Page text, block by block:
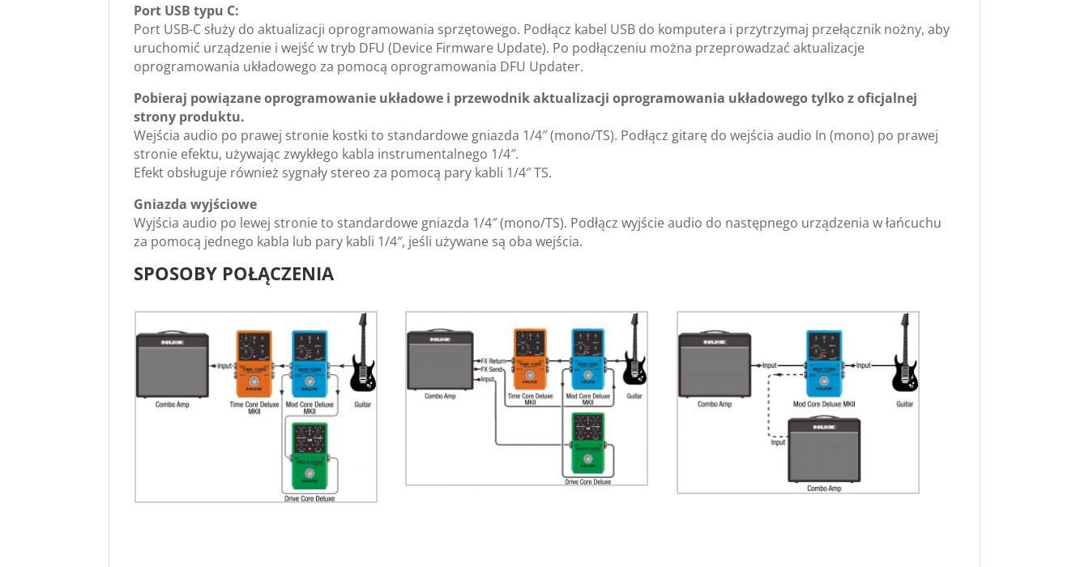
Port USB typu C:
Port USB-C służy do aktualizacji oprogramowania sprzętowego. Podłącz kabel USB do komputera i przytrzymaj przełącznik nożny, aby
uruchomić urządzenie i wejść w tryb DFU (Device Firmware Update). Po podłączeniu można przeprowadzać aktualizacje
oprogramowania układowego za pomocą oprogramowania DFU Updater.
Pobieraj powiązane oprogramowanie układowe i przewodnik aktualizacji oprogramowania układowego tylko z oficjalnej
strony produktu.
Wejścia audio po prawej stronie kostki to standardowe gniazda 1/4″ (mono/TS). Podłącz gitarę do wejścia audio In (mono) po prawej
stronie efektu, używając zwykłego kabla instrumentalnego 1/4″.
Efekt obsługuje również sygnały stereo za pomocą pary kabli 1/4″ TS.
Gniazda wyjściowe
Wyjścia audio po lewej stronie to standardowe gniazda 1/4″ (mono/TS). Podłącz wyjście audio do następnego urządzenia w łańcuchu
za pomocą jednego kabla lub pary kabli 1/4″, jeśli używane są oba wejścia.
SPOSOBY POŁĄCZENIA